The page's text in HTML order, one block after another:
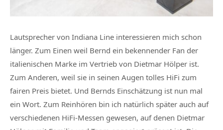
Lautsprecher von Indiana Line interessieren mich schon
länger. Zum Einen weil Bernd ein bekennender Fan der
italienischen Marke im Vertrieb von Dietmar Hölper ist.
Zum Anderen, weil sie in seinen Augen tolles HiFi zum
fairen Preis bietet. Und Bernds Einschätzung ist nun mal
ein Wort. Zum Reinhören bin ich natürlich später auch auf
verschiedenen HiFi-Messen gewesen, auf denen Dietmar